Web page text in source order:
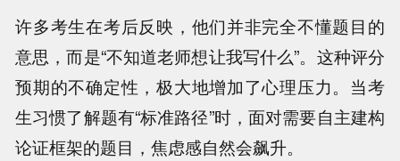
许多考生在考后反映，他们并非完全不懂题目的
意思，而是“不知道老师想让我写什么”。这种评分
预期的不确定性，极大地增加了心理压力。当考
生习惯了解题有“标准路径”时，面对需要自主建构
论证框架的题目，焦虑感自然会飙升。